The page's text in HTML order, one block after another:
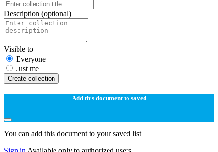
Description (optional)
Visible to
Everyone
Just me
Create collection
Add this document to saved
You can add this document to your saved list
Sign in Available only to authorized users